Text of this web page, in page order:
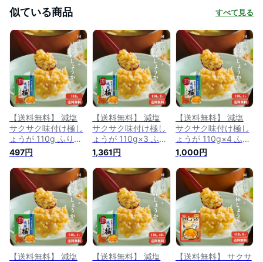
似ている商品 すべて見る
【送料無料】 減塩
サクサク味付け極し
ょうが 110g ふりか
け ご飯のお供 酢し
ょうが おかず生姜
万能調味料 生姜 し
ょうが ショウガ 国
497円
【送料無料】 減塩
サクサク味付け極し
ょうが 110g×3 ふり
かけ ご飯のお供 酢
しょうが おかず生姜
万能調味料 生姜 し
ょうが ショウガ 国
1,361円
【送料無料】 減塩
サクサク味付け極し
ょうが 110g×4 ふり
かけ ご飯のお供 酢
しょうが おかず生姜
万能調味料 生姜 し
ょうが ショウガ 国
1,000円
【送料無料】 減塩
【送料無料】 減塩
【送料無料】 サクサ